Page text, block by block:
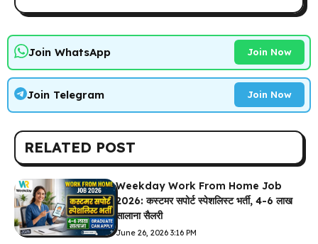
Join WhatsApp Join Now
Join Telegram Join Now
RELATED POST
Weekday Work From Home Job
2026: कस्टमर सपोर्ट स्पेशलिस्ट भर्ती, 4-6 लाख
सालाना सैलरी
June 26, 2026 3:16 PM